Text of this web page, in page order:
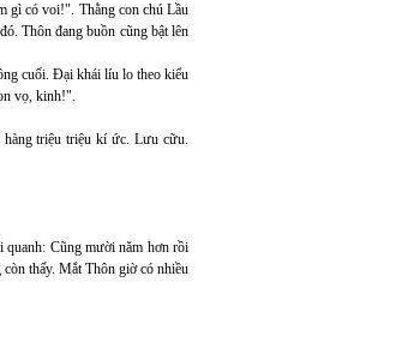
gì có voi!". Thằng con chú Lầu
Thôn đang buồn cũng bật lên
cuối. Đại khái líu lo theo kiểu
vọ, kinh!".
triệu triệu kí ức. Lưu cữu.
Cũng mười năm hơn rồi
thấy. Mắt Thôn giờ có nhiều